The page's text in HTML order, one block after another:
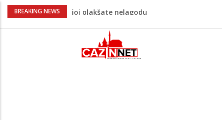
BREAKING NEWS
Kardiologinja upozorava da uobičajeno
Novi toplotni val stiže u BiH: U hladu će
biti 42 stepena, raste opasnost od
požara